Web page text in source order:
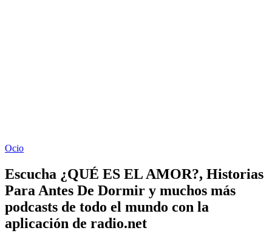
Ocio
Escucha ¿QUÉ ES EL AMOR?, Historias
Para Antes De Dormir y muchos más
podcasts de todo el mundo con la
aplicación de radio.net